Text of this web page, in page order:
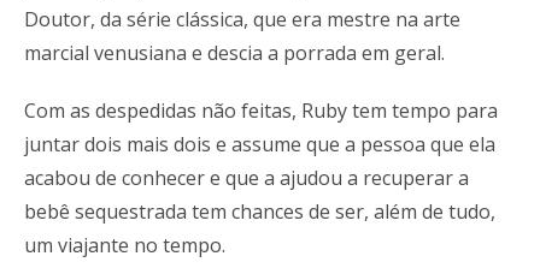
Doutor, da série clássica, que era mestre na arte
marcial venusiana e descia a porrada em geral.
Com as despedidas não feitas, Ruby tem tempo para
juntar dois mais dois e assume que a pessoa que ela
acabou de conhecer e que a ajudou a recuperar a
bebê sequestrada tem chances de ser, além de tudo,
um viajante no tempo.